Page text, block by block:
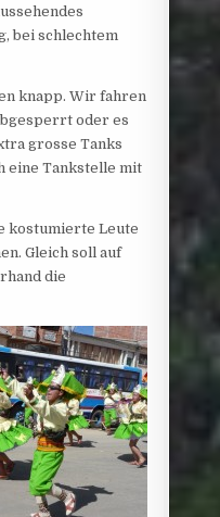
bei schlechtem
knapp. Wir fahren
oder es
grosse Tanks
eine Tankstelle mit
kostumierte Leute
Gleich soll auf
die